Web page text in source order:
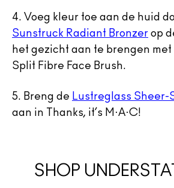
4. Voeg kleur toe aan de huid
Sunstruck Radiant Bronzer op
het gezicht aan te brengen met
Split Fibre Face Brush.
5. Breng de Lustreglass Sheer-
aan in Thanks, it’s M·A·C!
SHOP